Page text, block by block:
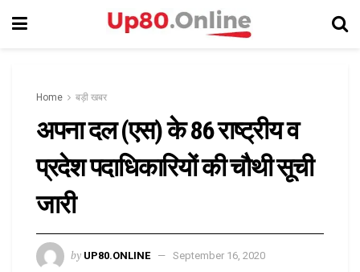
Home बड़ी खबर
अपना दल (एस) के 86 राष्ट्रीय व
प्रदेश पदाधिकारियों की चौथी सूची
जारी
by UP80.ONLINE September 16, 2020